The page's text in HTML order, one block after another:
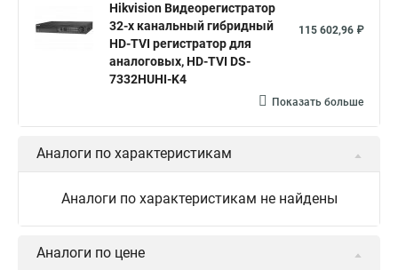
Hikvision ds 2cd1148 hikvision ds 2cd1148 i b
hikvision ds 2cd2042wd i Видеокамера hikvision
Видеокамеры hikvision ds
Камера Hikvision ds 2ce16d8t
Видеокамера hikvision hiwatch
Камера Hikvision ds 2cd2442fwd
Hikvision поворотная камера
Hikvision Видеорегистратор
32-х канальный гибридный
HD-TVI регистратор для
аналоговых, HD-TVI DS-
7332HUHI-K4
115 602,96 ₽
Показать больше
Аналоги по характеристикам
Аналоги по характеристикам не найдены
Аналоги по цене